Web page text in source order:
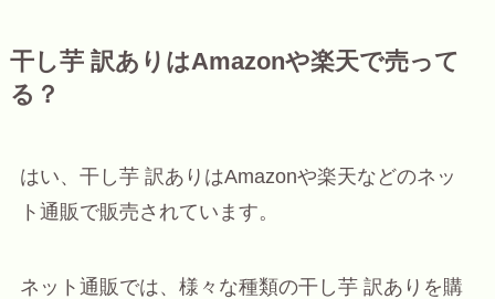
干し芋 訳ありはAmazonや楽天で売って
る？
はい、干し芋 訳ありはAmazonや楽天などのネッ
ト通販で販売されています。
ネット通販では、様々な種類の干し芋 訳ありを購